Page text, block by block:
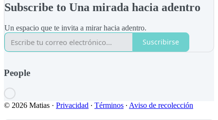
Subscribe to Una mirada hacia adentro
Un espacio que te invita a mirar hacia adentro.
Suscribirse
People
© 2026 Matias · Privacidad ∙ Términos ∙ Aviso de recolección